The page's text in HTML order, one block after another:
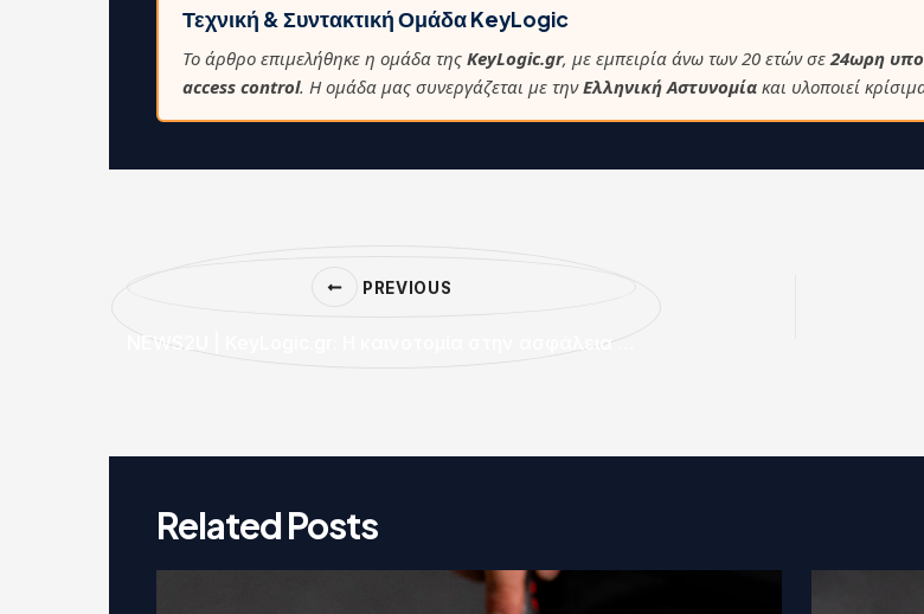
Τεχνική & Συντακτική Ομάδα KeyLogic
Το άρθρο επιμελήθηκε η ομάδα της KeyLogic.gr, με εμπειρία άνω των 20 ετών σε 24ωρη
access control. Η ομάδα μας συνεργάζεται με τηνΕλληνική Αστυνομία και υλοποιεί
PREVIOUS
NEWS2U | KeyLogic.gr: Η καινοτομία στην ασφάλεια χωρίς συμβιβασμούς
Related Posts